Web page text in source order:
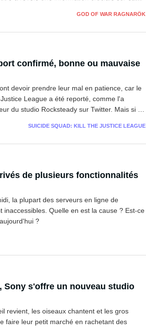
GOD OF WAR RAGNARÖK
confirmé, bonne ou mauvaise
devoir prendre leur mal en patience, car le
League a été reporté, comme l'a
SUICIDE SQUAD: KILL THE JUSTICE LEAGUE
de plusieurs fonctionnalités
la plupart des serveurs en ligne de
inaccessibles. Quelle en est la cause ? Est-ce
?
Sony s'offre un nouveau studio
revient, les oiseaux chantent et les gros
faire leur petit marché en rachetant des